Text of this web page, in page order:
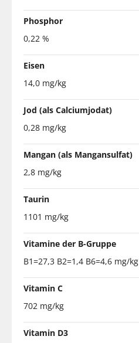
Phosphor
0,22 %
Eisen
14,0 mg/kg
Jod (als Calciumjodat)
0,28 mg/kg
Mangan (als Mangansulfat)
2,8 mg/kg
Taurin
1101 mg/kg
Vitamine der B-Gruppe
B1=27,3 B2=1,4 B6=4,6 mg/kg
Vitamin C
702 mg/kg
Vitamin D3